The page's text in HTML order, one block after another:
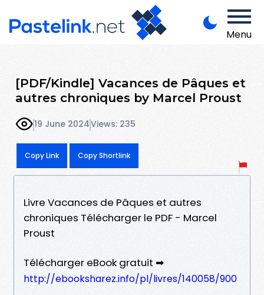
Menu
[PDF/Kindle] Vacances de Pâques et
autres chroniques by Marcel Proust
19 June 2024Views: 235
Copy Link Copy Shortlink
Livre Vacances de Pâques et autres
chroniques Télécharger le PDF - Marcel
Proust
Télécharger eBook gratuit ➡
http://ebooksharez.info/pl/livres/140058/900